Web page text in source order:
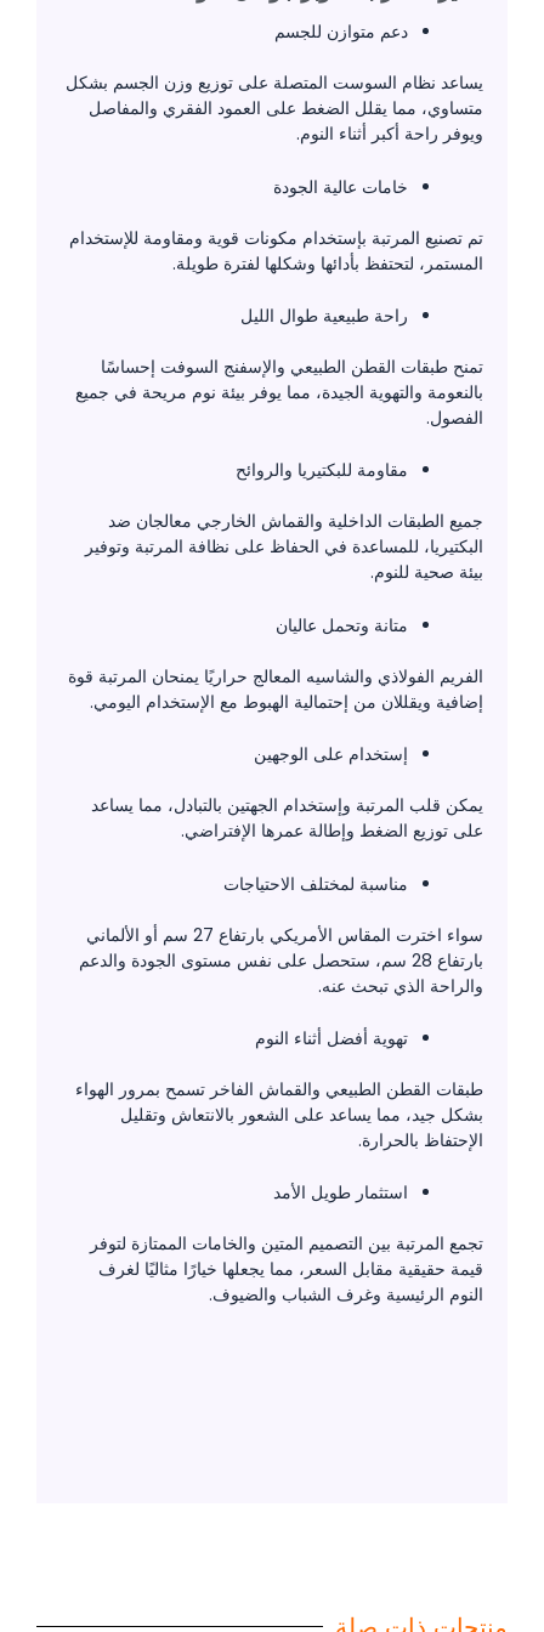
دعم متوازن للجسم
يساعد نظام السوست المتصلة على توزيع وزن الجسم بشكل
متساوي، مما يقلل الضغط على العمود الفقري والمفاصل
ويوفر راحة أكبر أثناء النوم.
خامات عالية الجودة
تم تصنيع المرتبة بإستخدام مكونات قوية ومقاومة للإستخدام
المستمر، لتحتفظ بأدائها وشكلها لفترة طويلة.
راحة طبيعية طوال الليل
تمنح طبقات القطن الطبيعي والإسفنج السوفت إحساسًا
بالنعومة والتهوية الجيدة، مما يوفر بيئة نوم مريحة في جميع
الفصول.
مقاومة للبكتيريا والروائح
جميع الطبقات الداخلية والقماش الخارجي معالجان ضد
البكتيريا، للمساعدة في الحفاظ على نظافة المرتبة وتوفير
بيئة صحية للنوم.
متانة وتحمل عاليان
الفريم الفولاذي والشاسيه المعالج حراريًا يمنحان المرتبة قوة
إضافية ويقللان من إحتمالية الهبوط مع الإستخدام اليومي.
إستخدام على الوجهين
يمكن قلب المرتبة وإستخدام الجهتين بالتبادل، مما يساعد
على توزيع الضغط وإطالة عمرها الإفتراضي.
مناسبة لمختلف الاحتياجات
سواء اخترت المقاس الأمريكي بارتفاع 27 سم أو الألماني
بارتفاع 28 سم، ستحصل على نفس مستوى الجودة والدعم
والراحة الذي تبحث عنه.
تهوية أفضل أثناء النوم
طبقات القطن الطبيعي والقماش الفاخر تسمح بمرور الهواء
بشكل جيد، مما يساعد على الشعور بالانتعاش وتقليل
الإحتفاظ بالحرارة.
استثمار طويل الأمد
تجمع المرتبة بين التصميم المتين والخامات الممتازة لتوفر
قيمة حقيقية مقابل السعر، مما يجعلها خيارًا مثاليًا لغرف
النوم الرئيسية وغرف الشباب والضيوف.